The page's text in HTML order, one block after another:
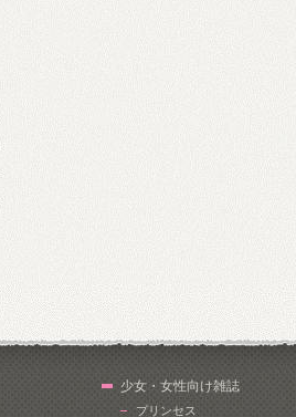
少女・女性向け雑誌
プリンセス